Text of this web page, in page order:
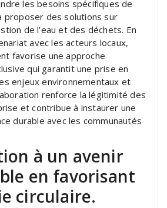
les besoins spécifiques de
proposer des solutions sur
de l’eau et des déchets. En
avec les acteurs locaux,
favorise une approche
qui garantit une prise en
enjeux environnementaux et
renforce la légitimité des
et contribue à instaurer une
durable avec les communautés
à un avenir
en favorisant
circulaire.